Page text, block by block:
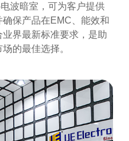
波暗室，可为客户提供
保产品在EMC、能效和
界最新标准要求，是助
的最佳选择。